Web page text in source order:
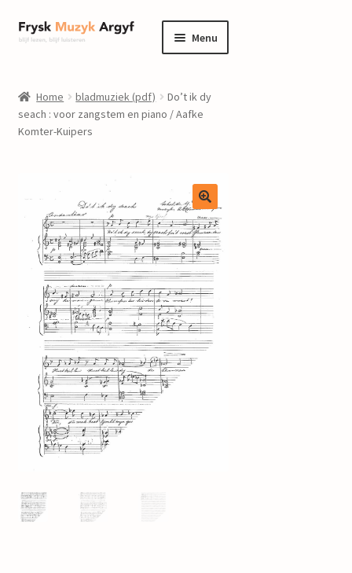
Ga
door
navigatie
Ga
naar
inhoud
Menu
informatie
Submenu
Componisten
nieuws
events
contact
mijn account
Home bladmuziek (pdf)
Do’t ik dy
seach : voor zangstem en piano / Aafke
Komter-Kuipers